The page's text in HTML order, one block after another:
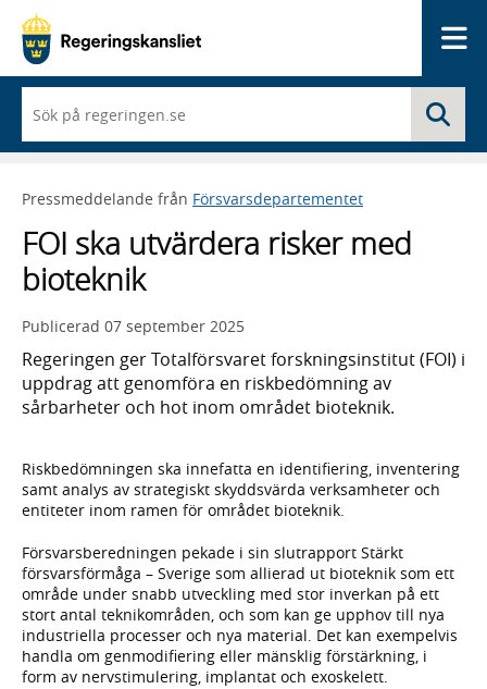
du
börjar
skriva
framträder
lista
med
sökförslag
Pressmeddelande från Försvarsdepartementet
FOI ska utvärdera risker med
bioteknik
Publicerad 07 september 2025
Regeringen ger Totalförsvaret forskningsinstitut (FOI) i
uppdrag att genomföra en riskbedömning av
sårbarheter och hot inom området bioteknik.
Riskbedömningen ska innefatta en identifiering, inventering
samt analys av strategiskt skyddsvärda verksamheter och
entiteter inom ramen för området bioteknik.
Försvarsberedningen pekade i sin slutrapport Stärkt
försvarsförmåga – Sverige som allierad ut bioteknik som ett
område under snabb utveckling med stor inverkan på ett
stort antal teknikområden, och som kan ge upphov till nya
industriella processer och nya material. Det kan exempelvis
handla om genmodifiering eller mänsklig förstärkning, i
form av nervstimulering, implantat och exoskelett.